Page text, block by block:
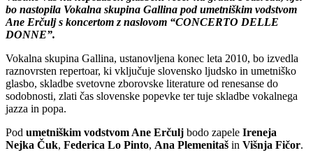
bo nastopila Vokalna skupina Gallina pod umetniškim vodstvom
Ane Erčulj s koncertom z naslovom “CONCERTO DELLE
DONNE”.
Vokalna skupina Gallina, ustanovljena konec leta 2010, bo izvedla
raznovrsten repertoar, ki vključuje slovensko ljudsko in umetniško
glasbo, skladbe svetovne zborovske literature od renesanse do
sodobnosti, zlati čas slovenske popevke ter tuje skladbe vokalnega
jazza in popa.
Pod umetniškim vodstvom Ane Erčulj bodo zapele Ireneja
Nejka Čuk, Federica Lo Pinto, Ana Plemenitaš in Višnja Fičor.